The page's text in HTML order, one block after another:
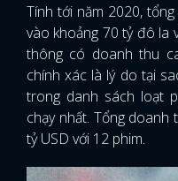
Tính tới năm 2020,
vào khoảng 70 tỷ đô la
thông có doanh thu
chính xác là lý do tại
trong danh sách loạt
chạy nhất. Tổng
tỷ USD với 12 phim.